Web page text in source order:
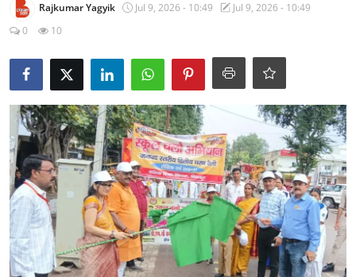
राज्य
बुन्देलखण्ड
वीडियो
क्राइम
स्पोर्ट्स
मनोरंजन
गैलरी
Rajkumar Yagyik Jul 9, 2026 - 10:49
Jul 9, 2026 - 10:49
0
10